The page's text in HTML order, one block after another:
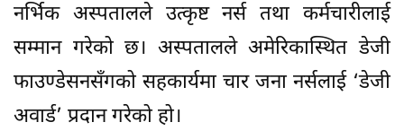
नर्भिक अस्पतालले उत्कृष्ट नर्स तथा कर्मचारीलाई
सम्मान गरेको छ। अस्पतालले अमेरिकास्थित डेजी
फाउण्डेसनसँगको सहकार्यमा चार जना नर्सलाई ‘डेजी
अवार्ड’ प्रदान गरेको हो।